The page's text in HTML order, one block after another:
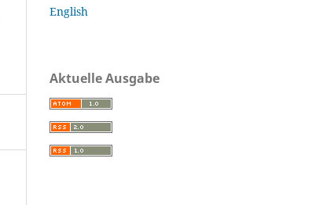
English
Aktuelle Ausgabe